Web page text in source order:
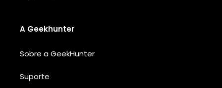
A Geekhunter
Sobre a GeekHunter
Suporte